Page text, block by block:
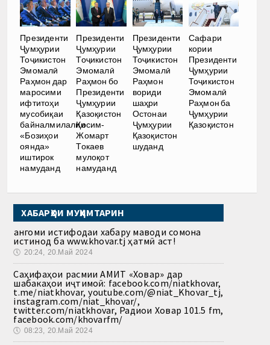
Президенти
Ҷумҳурии
Тоҷикистон
Эмомалӣ
Раҳмон дар
маросими
ифтитоҳи
мусобиқаи
байналмилалии
«Бозиҳои
оянда»
иштирок
намуданд
Президенти
Ҷумҳурии
Тоҷикистон
Эмомалӣ
Раҳмон бо
Президенти
Ҷумҳурии
Қазоқистон
Қосим-
Жомарт
Токаев
мулоқот
намуданд
Президенти
Ҷумҳурии
Тоҷикистон
Эмомалӣ
Раҳмон
вориди
шаҳри
Остонаи
Ҷумҳурии
Қазоқистон
шуданд
Сафари
кории
Президенти
Ҷумҳурии
Тоҷикистон
Эмомалӣ
Раҳмон ба
Ҷумҳурии
Қазоқистон
ХАБАРҲОИ МУҲИМТАРИН
Ҳангоми истифодаи хабару маводи сомона
истинод ба www.khovar.tj ҳатмӣ аст!
🕔 20:24, 20.Май 2024
Саҳифаҳои расмии АМИТ «Ховар» дар
шабакаҳои иҷтимоӣ: facebook.com/niatkhovar,
t.me/niatkhovar, youtube.com/@niat_Khovar_tj,
instagram.com/niat_khovar/,
twitter.com/niatkhovar, Радиои Ховар 101.5 fm,
facebook.com/khovarfm/
🕔 08:23, 20.Май 2024